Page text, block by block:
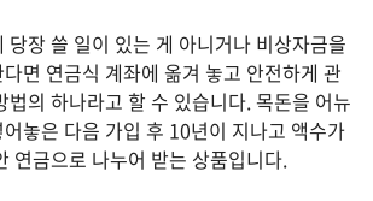
당장 쓸 일이 있는 게 아니거나 비상자금을
면 연금식 계좌에 옮겨 놓고 안전하게 관
법의 하나라고 할 수 있습니다. 목돈을 어뉴
놓은 다음 가입 후 10년이 지나고 액수가
연금으로 나누어 받는 상품입니다.